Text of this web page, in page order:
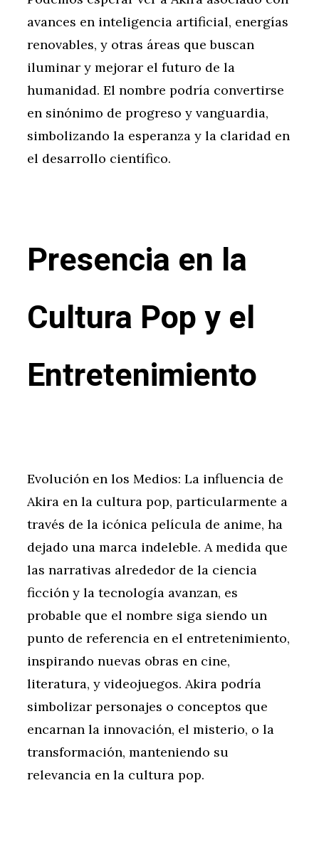
avances en inteligencia artificial, energías
renovables, y otras áreas que buscan
iluminar y mejorar el futuro de la
humanidad. El nombre podría convertirse
en sinónimo de progreso y vanguardia,
simbolizando la esperanza y la claridad en
el desarrollo científico.
Presencia en la
Cultura Pop y el
Entretenimiento
Evolución en los Medios: La influencia de
Akira en la cultura pop, particularmente a
través de la icónica película de anime, ha
dejado una marca indeleble. A medida que
las narrativas alrededor de la ciencia
ficción y la tecnología avanzan, es
probable que el nombre siga siendo un
punto de referencia en el entretenimiento,
inspirando nuevas obras en cine,
literatura, y videojuegos. Akira podría
simbolizar personajes o conceptos que
encarnan la innovación, el misterio, o la
transformación, manteniendo su
relevancia en la cultura pop.